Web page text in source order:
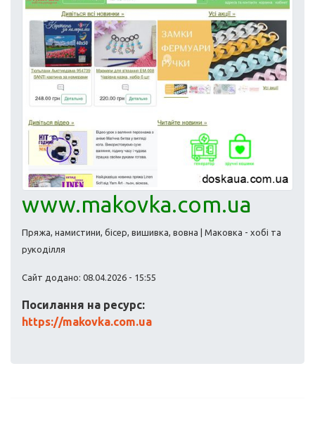
www.makovka.com.ua
Пряжа, намистини, бісер, вишивка, вовна | Маковка - хобі та
рукоділля
Сайт додано: 08.04.2026 - 15:55
Посилання на ресурс:
https://makovka.com.ua